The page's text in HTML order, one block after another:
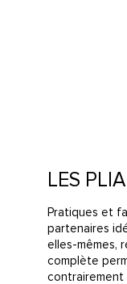
LES
Pratiques et
partenaires
elles-mêmes,
complète
contrairement